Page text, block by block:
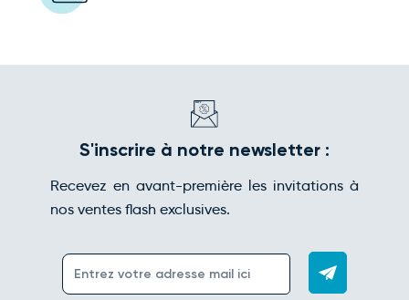
S'inscrire à notre newsletter :
Recevez en avant-première les invitations à
nos ventes flash exclusives.